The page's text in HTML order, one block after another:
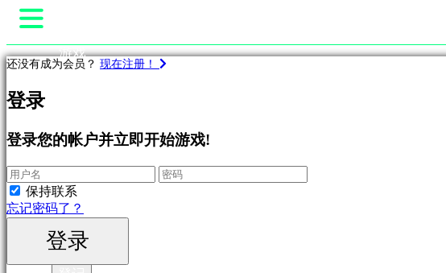
戏
作
为
特
色
的
本
游戏
游戏性
向导
支持
论坛
商店
登录
还没有成为会员？ 现在注册！
登录
登录您的帐户并立即开始游戏!
保持联系
忘记密码了？
登录